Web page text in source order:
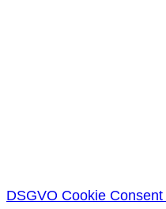
DSGVO Cookie